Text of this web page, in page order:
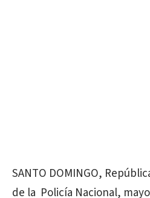
SANTO DOMINGO,
de la Policía Nacional,